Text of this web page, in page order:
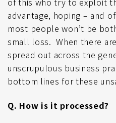
advantage, hoping – and
most people won’t be
small loss. When there
spread out across the
unscrupulous business
bottom lines for these
Q. How is it processed?